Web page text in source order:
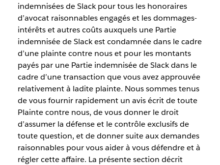
indemnisées de Slack pour tous les honoraires
d’avocat raisonnables engagés et les dommages-
intérêts et autres coûts auxquels une Partie
indemnisée de Slack est condamnée dans le cadre
d’une plainte contre nous et pour les montants
payés par une Partie indemnisée de Slack dans le
cadre d’une transaction que vous avez approuvée
relativement à ladite plainte. Nous sommes tenus
de vous fournir rapidement un avis écrit de toute
Plainte contre nous, de vous donner le droit
d’assumer la défense et le contrôle exclusifs de
toute question, et de donner suite aux demandes
raisonnables pour vous aider à vous défendre et à
régler cette affaire. La présente section décrit